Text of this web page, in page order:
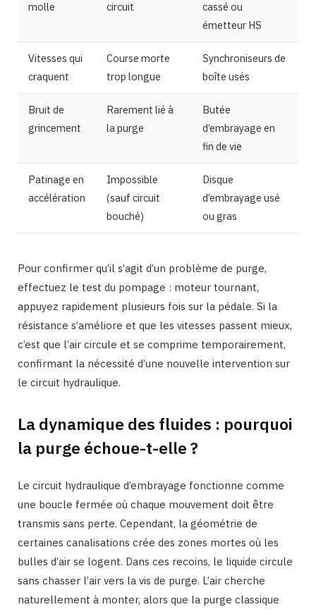
molle circuit
cassé ou
émetteur HS
Vitesses qui
craquent
Course morte
trop longue
Synchroniseurs de
boîte usés
Bruit de
grincement
Rarement lié à
la purge
Butée
d’embrayage en
fin de vie
Patinage en
accélération
Impossible
(sauf circuit
bouché)
Disque
d’embrayage usé
ou gras
Pour confirmer qu’il s’agit d’un problème de purge,
effectuez le test du pompage : moteur tournant,
appuyez rapidement plusieurs fois sur la pédale. Si la
résistance s’améliore et que les vitesses passent mieux,
c’est que l’air circule et se comprime temporairement,
confirmant la nécessité d’une nouvelle intervention sur
le circuit hydraulique.
La dynamique des fluides : pourquoi
la purge échoue-t-elle ?
Le circuit hydraulique d’embrayage fonctionne comme
une boucle fermée où chaque mouvement doit être
transmis sans perte. Cependant, la géométrie de
certaines canalisations crée des zones mortes où les
bulles d’air se logent. Dans ces recoins, le liquide circule
sans chasser l’air vers la vis de purge. L’air cherche
naturellement à monter, alors que la purge classique